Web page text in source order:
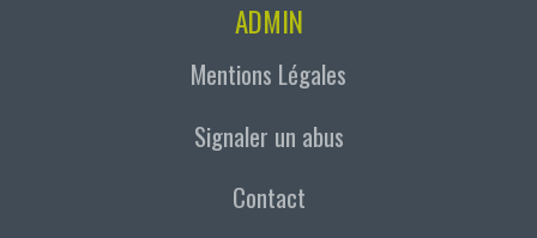
ADMIN
Mentions Légales
Signaler un abus
Contact